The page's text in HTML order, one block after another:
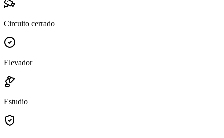
Circuito cerrado
Elevador
Estudio